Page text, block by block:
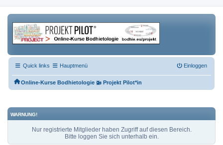
Quick links Hauptmenü Einloggen
Online-Kurse Bodhietologie 🚁 Projekt Pilot*in
WARNUNG!
Nur registrierte Mitglieder haben Zugriff auf diesen Bereich.
Bitte loggen Sie sich unterhalb ein.